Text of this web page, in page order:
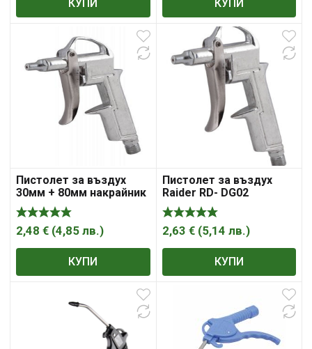
КУПИ КУПИ
Пистолет за въздух
30мм + 80мм накрайник
Raider RD-DG02
2,48 € (4,85 лв.)
КУПИ
Пистолет за въздух
Raider RD- DG02
2,63 € (5,14 лв.)
КУПИ